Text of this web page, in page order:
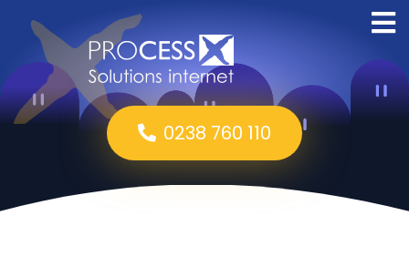
0238 760 110